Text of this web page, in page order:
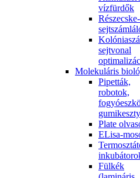
vízfürdők
sejtvonal
Molekuláris
Pipetták,
robotok,
Plate
ELisa-
Fülkék